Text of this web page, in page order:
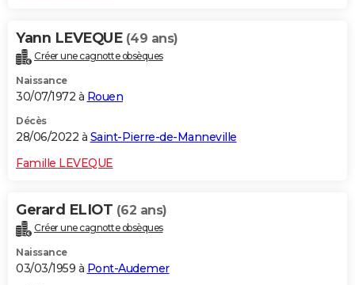
Yann LEVEQUE (49 ans)
Créer une cagnotte obsèques
Naissance
30/07/1972 à Rouen
Décès
28/06/2022 à Saint-Pierre-de-Manneville
Famille LEVEQUE
Gerard ELIOT (62 ans)
Créer une cagnotte obsèques
Naissance
03/03/1959 à Pont-Audemer